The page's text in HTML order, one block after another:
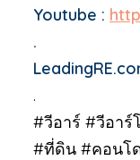
Youtube :
.
.
#วีอาร์ #วีอา
#ที่ดิน #คอนโ